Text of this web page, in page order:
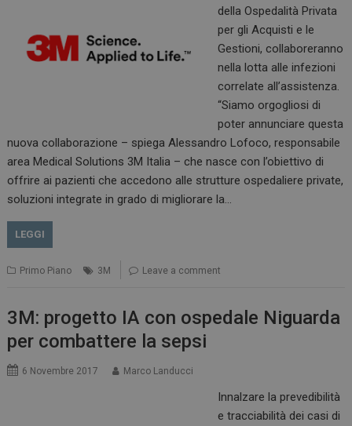
della Ospedalità Privata
per gli Acquisti e le
Gestioni, collaboreranno
nella lotta alle infezioni
correlate all’assistenza.
“Siamo orgogliosi di
poter annunciare questa
nuova collaborazione – spiega Alessandro Lofoco, responsabile
area Medical Solutions 3M Italia – che nasce con l’obiettivo di
offrire ai pazienti che accedono alle strutture ospedaliere private,
soluzioni integrate in grado di migliorare la…
LEGGI
Primo Piano 3M Leave a comment
3M: progetto IA con ospedale Niguarda
per combattere la sepsi
6 Novembre 2017 Marco Landucci
Innalzare la prevedibilità
e tracciabilità dei casi di